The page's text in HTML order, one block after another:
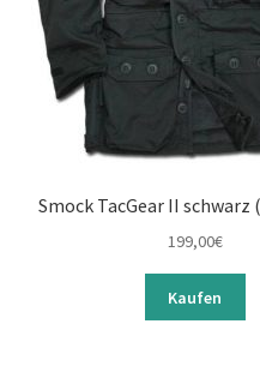
Smock TacGear II schwarz
199,00€
Kaufen